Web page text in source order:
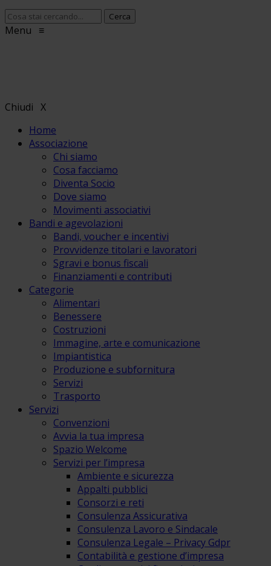
Menu ≡
Chiudi X
Home
Associazione
Chi siamo
Cosa facciamo
Diventa Socio
Dove siamo
Movimenti associativi
Bandi e agevolazioni
Bandi, voucher e incentivi
Provvidenze titolari e lavoratori
Sgravi e bonus fiscali
Finanziamenti e contributi
Categorie
Alimentari
Benessere
Costruzioni
Immagine, arte e comunicazione
Impiantistica
Produzione e subfornitura
Servizi
Trasporto
Servizi
Convenzioni
Avvia la tua impresa
Spazio Welcome
Servizi per l’impresa
Ambiente e sicurezza
Appalti pubblici
Consorzi e reti
Consulenza Assicurativa
Consulenza Lavoro e Sindacale
Consulenza Legale – Privacy Gdpr
Contabilità e gestione d’impresa